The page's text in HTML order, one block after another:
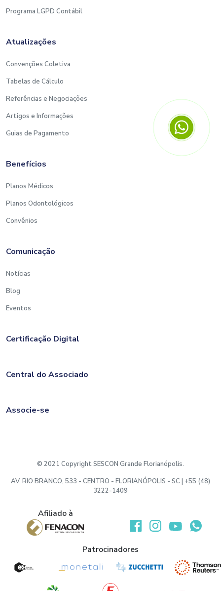
Programa LGPD Contábil
Atualizações
Convenções Coletiva
Tabelas de Cálculo
Referências e Negociações
Artigos e Informações
Guias de Pagamento
Benefícios
Planos Médicos
Planos Odontológicos
Convênios
Comunicação
Notícias
Blog
Eventos
Certificação Digital
Central do Associado
Associe-se
© 2021 Copyright SESCON Grande Florianópolis.
AV. RIO BRANCO, 533 - CENTRO - FLORIANÓPOLIS - SC | +55 (48)
3222-1409
Afiliado à
Desenvolvido por:
Patrocinadores